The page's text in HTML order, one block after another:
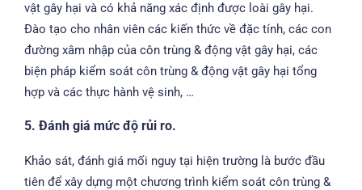
vật gây hại và có khả năng xác định được loài gây hại.
Đào tạo cho nhân viên các kiến thức về đặc tính, các con
đường xâm nhập của côn trùng & động vật gây hại, các
biện pháp kiểm soát côn trùng & động vật gây hại tổng
hợp và các thực hành vệ sinh, …
5. Đánh giá mức độ rủi ro.
Khảo sát, đánh giá mối nguy tại hiện trường là bước đầu
tiên để xây dựng một chương trình kiểm soát côn trùng &